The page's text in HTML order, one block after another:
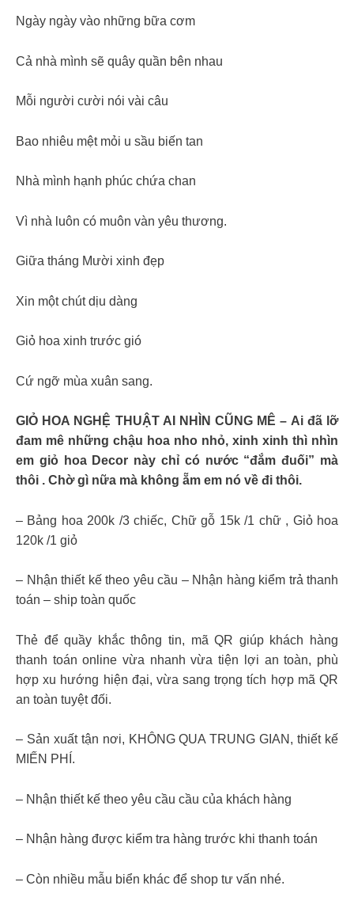
Ngày ngày vào những bữa cơm
Cả nhà mình sẽ quây quần bên nhau
Mỗi người cười nói vài câu
Bao nhiêu mệt mỏi u sầu biến tan
Nhà mình hạnh phúc chứa chan
Vì nhà luôn có muôn vàn yêu thương.
Giữa tháng Mười xinh đẹp
Xin một chút dịu dàng
Giỏ hoa xinh trước gió
Cứ ngỡ mùa xuân sang.
GIỎ HOA NGHỆ THUẬT AI NHÌN CŨNG MÊ – Ai đã lỡ
đam mê những chậu hoa nho nhỏ, xinh xinh thì nhìn
em giỏ hoa Decor này chỉ có nước “đắm đuối” mà
thôi . Chờ gì nữa mà không ẵm em nó về đi thôi.
– Bảng hoa 200k /3 chiếc, Chữ gỗ 15k /1 chữ , Giỏ hoa
120k /1 giỏ
– Nhận thiết kế theo yêu cầu – Nhận hàng kiểm trả thanh
toán – ship toàn quốc
Thẻ để quầy khắc thông tin, mã QR giúp khách hàng
thanh toán online vừa nhanh vừa tiện lợi an toàn, phù
hợp xu hướng hiện đại, vừa sang trọng tích hợp mã QR
an toàn tuyệt đối.
– Sản xuất tận nơi, KHÔNG QUA TRUNG GIAN, thiết kế
MIẾN PHÍ.
– Nhận thiết kế theo yêu cầu cầu của khách hàng
– Nhận hàng được kiểm tra hàng trước khi thanh toán
– Còn nhiều mẫu biển khác để shop tư vấn nhé.